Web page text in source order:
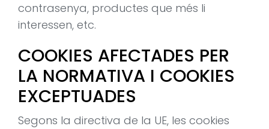
contrasenya, productes que més li
interessen, etc.
COOKIES AFECTADES PER
LA NORMATIVA I COOKIES
EXCEPTUADES
Segons la directiva de la UE, les cookies